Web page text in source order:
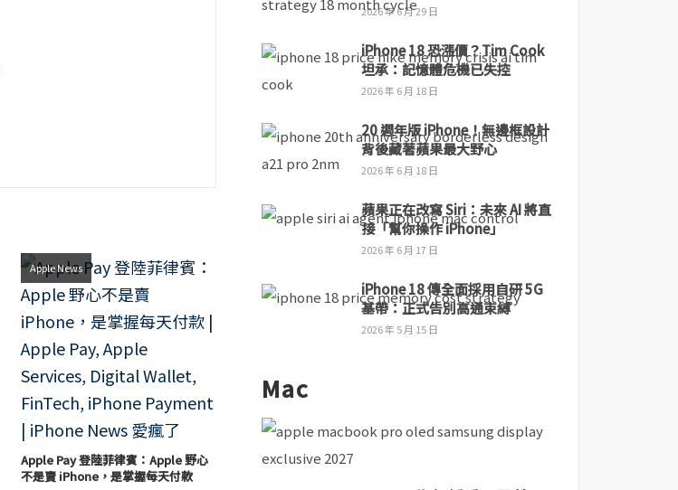
Apple News
Apple Pay 登陸菲律賓：Apple 野心
不是賣 iPhone，是掌握每天付款
2026 年 6 月 29 日
iPhone 18 恐漲價？Tim Cook
坦承：記憶體危機已失控
2026 年 6 月 18 日
20 週年版 iPhone！無邊框設計
背後藏著蘋果最大野心
2026 年 6 月 18 日
蘋果正在改寫 Siri：未來 AI 將直
接「幫你操作 iPhone」
2026 年 6 月 17 日
iPhone 18 傳全面採用自研 5G
基帶：正式告別高通束縛
2026 年 5 月 15 日
Mac